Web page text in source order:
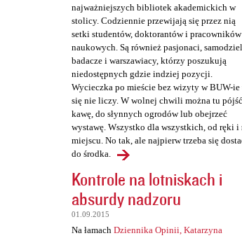
najważniejszych bibliotek akademickich w
stolicy. Codziennie przewijają się przez nią
setki studentów, doktorantów i pracowników
naukowych. Są również pasjonaci,
badacze i warszawiacy, którzy poszukują
niedostępnych gdzie indziej pozycji.
Wycieczka po mieście bez wizyty w BUW-ie
się nie liczy. W wolnej chwili można tu
kawę, do słynnych ogrodów lub obejrzeć
wystawę. Wszystko dla wszystkich, od ręki i
miejscu. No tak, ale najpierw trzeba się
do środka.
Kontrole na lotniskach i
absurdy nadzoru
01.09.2015
Na łamach Dziennika Opinii, Katarzyna